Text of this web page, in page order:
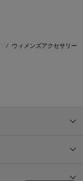
ウィメンズアクセサリー